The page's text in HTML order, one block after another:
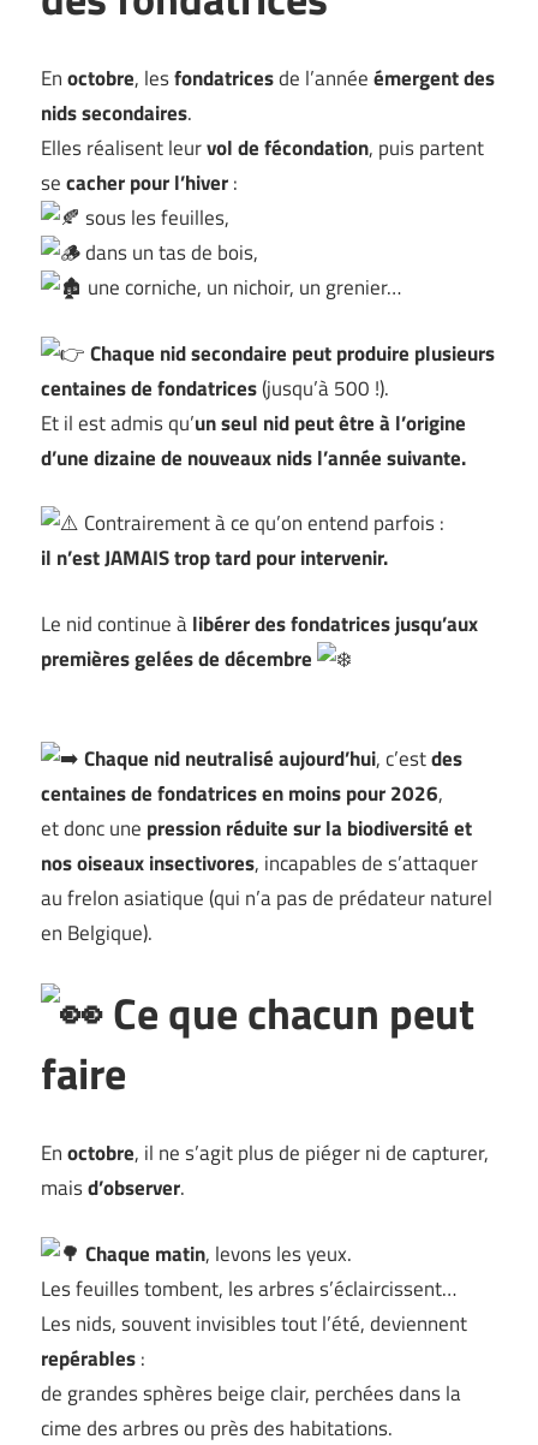
Enoctobre, lesfondatricesde l’annéeémergent des
nids secondaires.
Elles réalisent leurvol de fécondation, puis partent
secacher pour l’hiver:
sous les feuilles,
dans un tas de bois,
une corniche, un nichoir, un grenier…
Chaque nid secondaire peut produire plusieurs
centaines de fondatrices(jusqu’à 500 !).
Et il est admis qu’un seul nid peut être à l’origine
d’une dizaine de nouveaux nids l’année suivante.
Contrairement à ce qu’on entend parfois :
il n’est JAMAIS trop tard pour intervenir.
Le nid continue àlibérer des fondatrices jusqu’aux
premières gelées de décembre
Chaque nid neutralisé aujourd’hui, c’estdes
centaines de fondatrices en moins pour 2026,
et donc une pression réduite sur la biodiversité et
nos oiseaux insectivores, incapables de s’attaquer
au frelon asiatique (qui n’a pas de prédateur naturel
en Belgique).
Ce que chacun peut
faire
Enoctobre, il ne s’agit plus de piéger ni de capturer,
maisd’observer.
Chaque matin, levons les yeux.
Les feuilles tombent, les arbres s’éclaircissent…
Les nids, souvent invisibles tout l’été, deviennent
repérables:
de grandes sphères beige clair, perchées dans la
cime des arbres ou près des habitations.